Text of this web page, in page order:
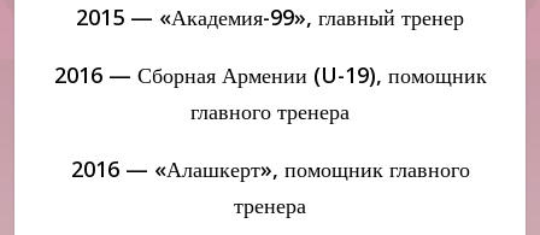
2015 — «Академия-99», главный тренер
2016 — Сборная Армении (U-19), помощник
главного тренера
2016 — «Алашкерт», помощник главного
тренера